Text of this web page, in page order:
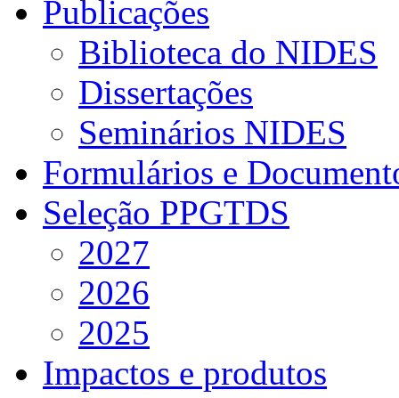
Publicações
Biblioteca do NIDES
Dissertações
Seminários NIDES
Formulários e
Seleção PPGTDS
2027
2026
2025
Impactos e produtos